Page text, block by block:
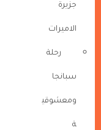
جزيرة
الاميرات
رحلة
سبانجا
ومعشوقي
ة